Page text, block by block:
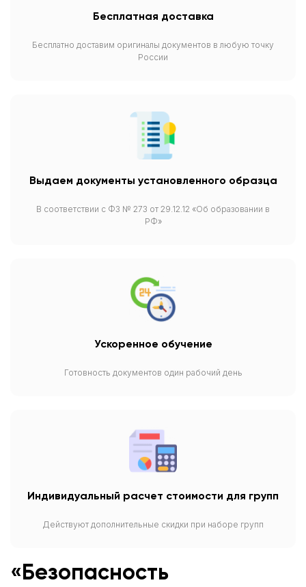
Бесплатная доставка
Бесплатно доставим оригиналы документов в любую точку
России
Выдаем документы установленного образца
В соответствии с ФЗ № 273 от 29.12.12 «Об образовании в
РФ»
Ускоренное обучение
Готовность документов один рабочий день
Индивидуальный расчет стоимости для групп
Действуют дополнительные скидки при наборе групп
«Безопасность